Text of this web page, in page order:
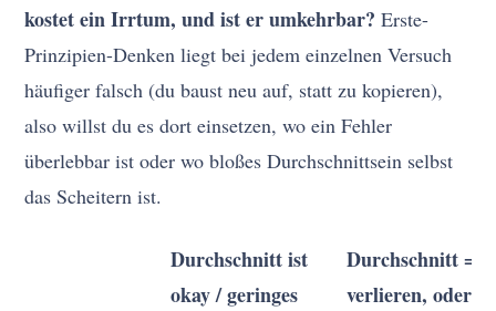
kostet ein Irrtum, und ist er umkehrbar? Erste-
Prinzipien-Denken liegt bei jedem einzelnen Versuch
häufiger falsch (du baust neu auf, statt zu kopieren),
also willst du es dort einsetzen, wo ein Fehler
überlebbar ist oder wo bloßes Durchschnittsein selbst
das Scheitern ist.
Durchschnitt ist
okay / geringes
Durchschnitt =
verlieren, oder